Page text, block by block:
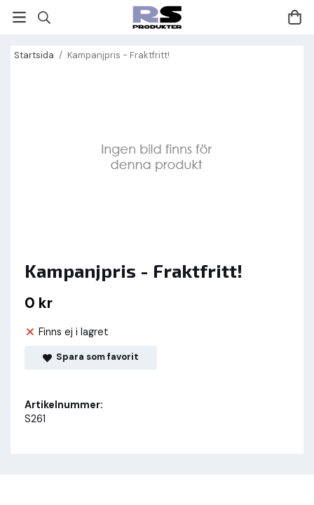
Startsida / Kampanjpris - Fraktfritt!
Kampanjpris - Fraktfritt!
0 kr
Finns ej i lagret
Spara som favorit
Artikelnummer:
S261